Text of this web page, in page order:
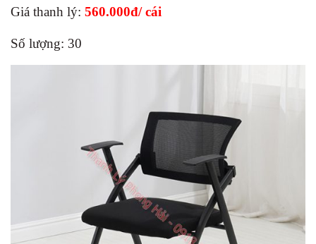
Giá thanh lý: 560.000đ/ cái
Số lượng: 30